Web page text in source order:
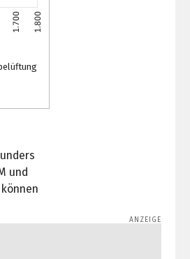
1.700 1.800
und